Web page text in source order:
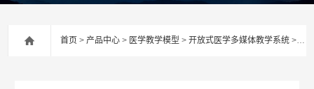
首页 >产品中心 > 医学教学模型 >开放式医学多媒体教学系统 > MTV005开放式儿科护理辅助教学系统